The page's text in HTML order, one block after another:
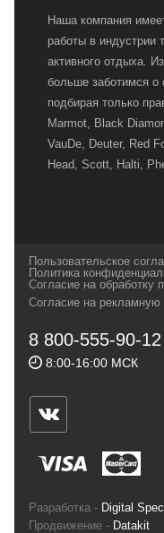
Наша компания
работы в индустрии
активного отдыха.
больше заботимся о
подбирая только
Marmot, Black
VauDe, Deuter, Red
Head, Scott, Halti,
и взыскательных
спортсменов и
Геннадьевич
ИНН 590300057023
ул.Советская, 25,
Тел./факс (342)
Пользовательское
Политика
Согласие на обработку
Согласие на рекламную
8 800-555-90-12
8:00-16:00 МСК
Разработка - Digital
Продвижение - Datakit